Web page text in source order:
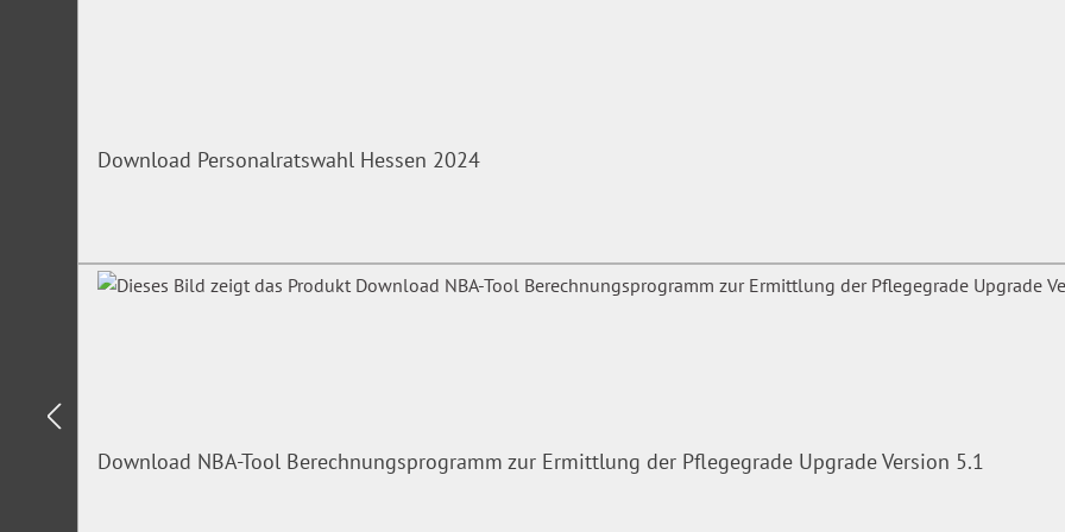
Download Personalratswahl Hessen 2024
Download NBA-Tool Berechnungsprogramm zur Ermittlung der Pflegegrade Upgrade Version 5.1